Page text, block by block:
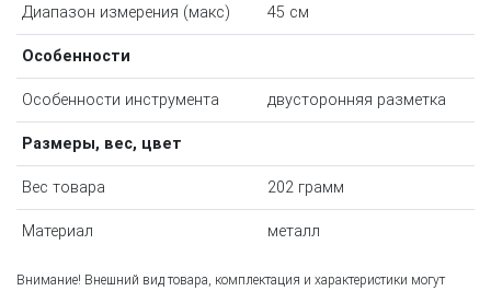
Диапазон измерения (макс) 45 см
Особенности
Особенности инструмента двусторонняя разметка
Размеры, вес, цвет
Вес товара 202 грамм
Материал металл
Внимание! Внешний вид товара, комплектация и характеристики могут